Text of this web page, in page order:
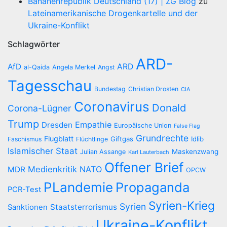
Lateinamerikanische Drogenkartelle und der
Ukraine-Konflikt
Schlagwörter
AfD al-Qaida Angela Merkel Angst ARD ARD-
Tagesschau Bundestag Christian Drosten CIA
Corona-Lügner Coronavirus Donald
Trump Dresden Empathie Europäische Union False Flag
Faschismus Flugblatt Flüchtlinge Giftgas Grundrechte Idlib
Islamischer Staat Julian Assange Karl Lauterbach Maskenzwang
MDR Medienkritik NATO Offener Brief OPCW
PCR-Test PLandemie Propaganda
Sanktionen Staatsterrorismus Syrien Syrien-Krieg